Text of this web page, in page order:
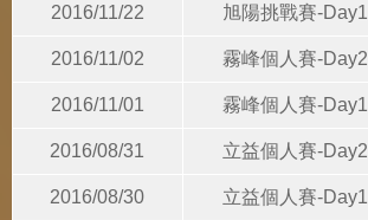
2016/11/22 旭陽挑戰賽-Day1
2016/11/02 霧峰個人賽-Day2
2016/11/01 霧峰個人賽-Day1
2016/08/31 立益個人賽-Day2
2016/08/30 立益個人賽-Day1